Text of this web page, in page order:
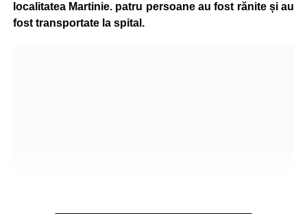
localitatea Martinie. patru persoane au fost rănite și au
fost transportate la spital.